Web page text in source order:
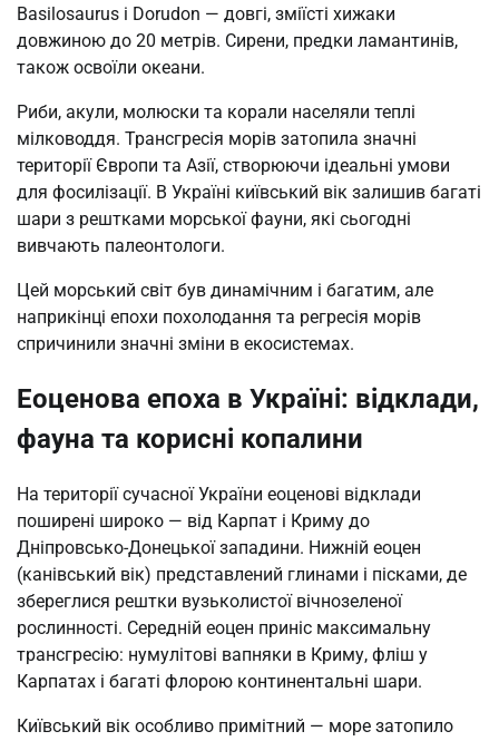
Basilosaurus і Dorudon — довгі, зміїсті хижаки
довжиною до 20 метрів. Сирени, предки ламантинів,
також освоїли океани.
Риби, акули, молюски та корали населяли теплі
мілководдя. Трансгресія морів затопила значні
території Європи та Азії, створюючи ідеальні умови
для фосилізації. В Україні київський вік залишив багаті
шари з рештками морської фауни, які сьогодні
вивчають палеонтологи.
Цей морський світ був динамічним і багатим, але
наприкінці епохи похолодання та регресія морів
спричинили значні зміни в екосистемах.
Еоценова епоха в Україні: відклади,
фауна та корисні копалини
На території сучасної України еоценові відклади
поширені широко — від Карпат і Криму до
Дніпровсько-Донецької западини. Нижній еоцен
(канівський вік) представлений глинами і пісками, де
збереглися рештки вузьколистої вічнозеленої
рослинності. Середній еоцен приніс максимальну
трансгресію: нумулітові вапняки в Криму, фліш у
Карпатах і багаті флорою континентальні шари.
Київський вік особливо примітний — море затопило